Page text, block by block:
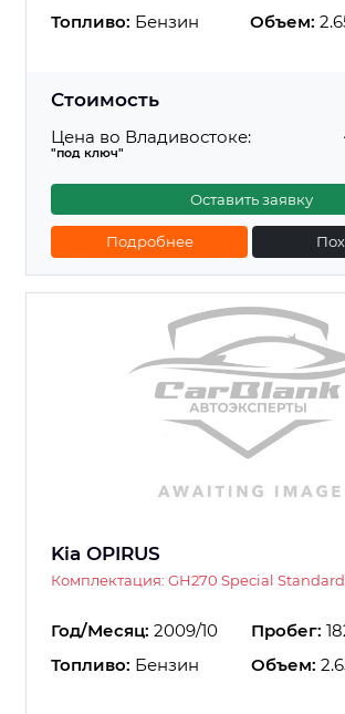
Топливо: Бензин Объем:
Стоимость
Цена во Владивостоке:
"под ключ"
Оставить заявку
Подробнее
Kia OPIRUS
Комплектация: GH270 Special Standard
Год/Месяц: 2009/10 Пробег:
Топливо: Бензин Объем: